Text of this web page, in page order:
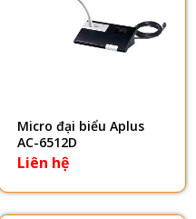
Micro đại biểu Aplus
AC-6512D
Liên hệ